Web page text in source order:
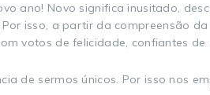
ano! Novo significa inusitado,
isso, a partir da compreensão
votos de felicidade, confiantes
de sermos únicos. Por isso nos